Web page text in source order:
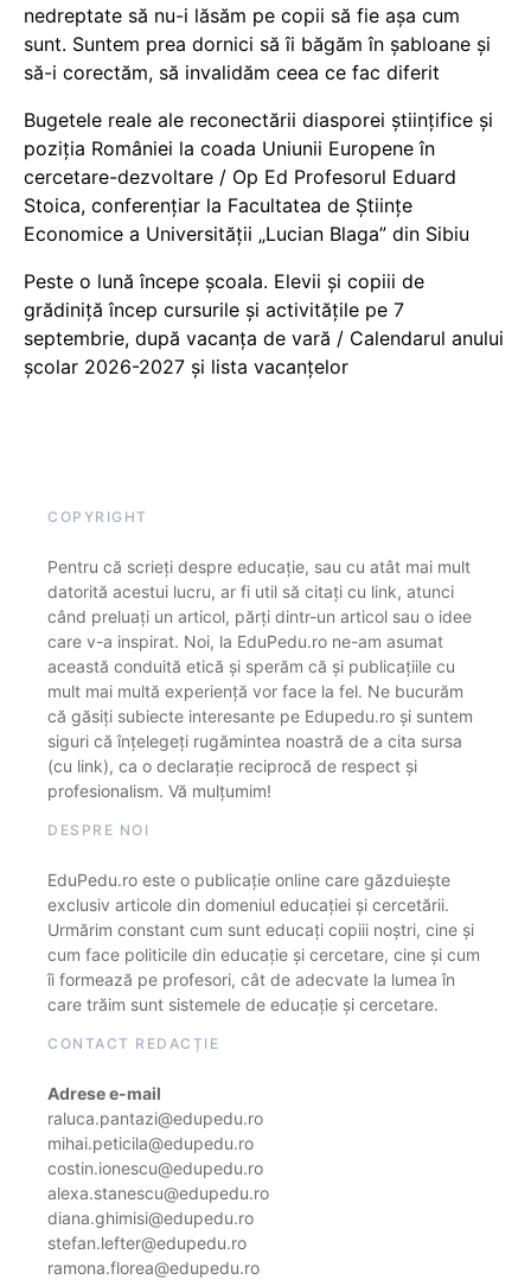
nedreptate să nu-i lăsăm pe copii să fie așa cum
sunt. Suntem prea dornici să îi băgăm în șabloane și
să-i corectăm, să invalidăm ceea ce fac diferit
Bugetele reale ale reconectării diasporei științifice și
poziția României la coada Uniunii Europene în
cercetare-dezvoltare / Op Ed Profesorul Eduard
Stoica, conferențiar la Facultatea de Științe
Economice a Universității „Lucian Blaga” din Sibiu
Peste o lună începe școala. Elevii și copiii de
grădiniță încep cursurile și activitățile pe 7
septembrie, după vacanța de vară / Calendarul anului
școlar 2026-2027 și lista vacanțelor
COPYRIGHT
Pentru că scrieți despre educație, sau cu atât mai mult
datorită acestui lucru, ar fi util să citați cu link, atunci
când preluați un articol, părți dintr-un articol sau o idee
care v-a inspirat. Noi, la EduPedu.ro ne-am asumat
această conduită etică și sperăm că și publicațiile cu
mult mai multă experiență vor face la fel. Ne bucurăm
că găsiți subiecte interesante pe Edupedu.ro și suntem
siguri că înțelegeți rugămintea noastră de a cita sursa
(cu link), ca o declarație reciprocă de respect și
profesionalism. Vă mulțumim!
DESPRE NOI
EduPedu.ro este o publicație online care găzduiește
exclusiv articole din domeniul educației și cercetării.
Urmărim constant cum sunt educați copiii noștri, cine și
cum face politicile din educație și cercetare, cine și cum
îi formează pe profesori, cât de adecvate la lumea în
care trăim sunt sistemele de educație și cercetare.
CONTACT REDACȚIE
Adrese e-mail
raluca.pantazi@edupedu.ro
mihai.peticila@edupedu.ro
costin.ionescu@edupedu.ro
alexa.stanescu@edupedu.ro
diana.ghimisi@edupedu.ro
stefan.lefter@edupedu.ro
ramona.florea@edupedu.ro